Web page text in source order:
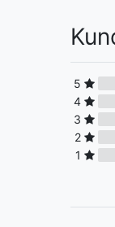
5
4
3
2
1